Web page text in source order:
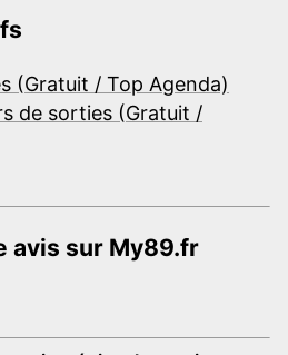
(Gratuit / Top Agenda)
de sorties (Gratuit /
avis sur My89.fr